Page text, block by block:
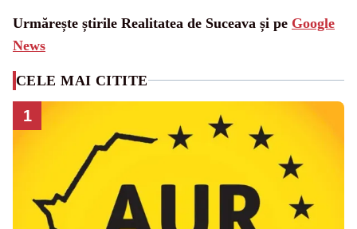
Urmărește știrile Realitatea de Suceava și pe Google
News
CELE MAI CITITE
1